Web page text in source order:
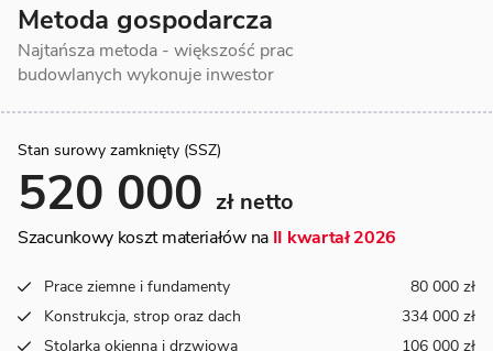
Metoda gospodarcza
Najtańsza metoda - większość prac
budowlanych wykonuje inwestor
Stan surowy zamknięty (SSZ)
520 000 zł netto
Szacunkowy koszt materiałów na II kwartał 2026
Prace ziemne i fundamenty
80 000 zł
Konstrukcja, strop oraz dach
334 000 zł
Stolarka okienna i drzwiowa
106 000 zł